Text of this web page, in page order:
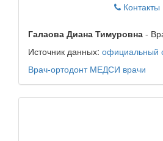
Контакты
Галаова Диана Тимуровна -
Источник данных: официальный
Врач-ортодонт МЕДСИ врачи